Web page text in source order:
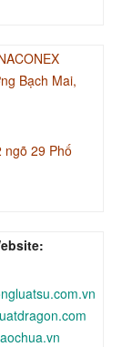
Bạch Mai,
ngõ 29 Phố